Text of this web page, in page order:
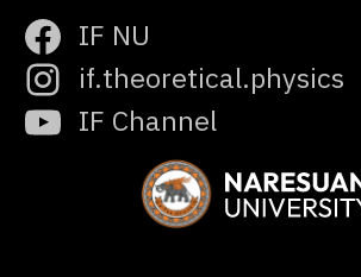
IF NU
if.theoretical.physics
IF Channel